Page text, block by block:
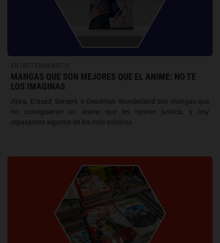
MANGAS QUE SON MEJORES QUE EL ANIME: NO TE
LOS IMAGINAS
Akira, Erased, Berserk o Deadman Wonderland son mangas que
no consiguieron un anime que les hiciese justicia, y hoy
repasamos algunos de los más icónicos.